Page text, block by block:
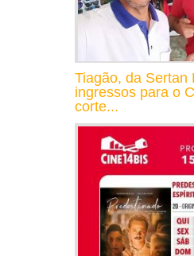
Tiagão, da Sertan
ingressos para o
corte...